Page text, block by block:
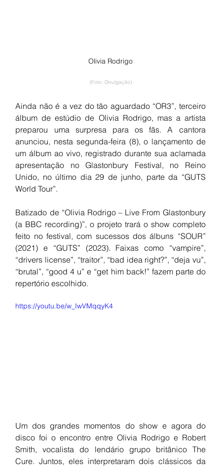
Olivia Rodrigo
(Foto: Divulgação)
Ainda não é a vez do tão aguardado “OR3”, terceiro
álbum de estúdio de Olivia Rodrigo, mas a artista
preparou uma surpresa para os fãs. A cantora
anunciou, nesta segunda-feira (8), o lançamento de
um álbum ao vivo, registrado durante sua aclamada
apresentação no Glastonbury Festival, no Reino
Unido, no último dia 29 de junho, parte da “GUTS
World Tour”.
Batizado de “Olivia Rodrigo – Live From Glastonbury
(a BBC recording)”, o projeto trará o show completo
feito no festival, com sucessos dos álbuns “SOUR”
(2021) e “GUTS” (2023). Faixas como “vampire”,
“drivers license”, “traitor”, “bad idea right?”, “deja vu”,
“brutal”, “good 4 u” e “get him back!” fazem parte do
repertório escolhido.
https://youtu.be/w_IwVMqqyK4
Um dos grandes momentos do show e agora do
disco foi o encontro entre Olivia Rodrigo e Robert
Smith, vocalista do lendário grupo britânico The
Cure. Juntos, eles interpretaram dois clássicos da